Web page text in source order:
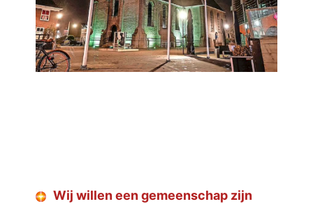
Wij willen een gemeenschap zijn